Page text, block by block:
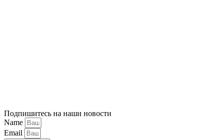
Подпишитесь на наши новости
Name
Email